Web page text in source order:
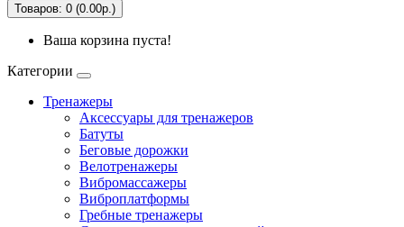
Товаров: 0 (0.00р.)
Ваша корзина пуста!
Категории
Тренажеры
Аксессуары для тренажеров
Батуты
Беговые дорожки
Велотренажеры
Вибромассажеры
Виброплатформы
Гребные тренажеры